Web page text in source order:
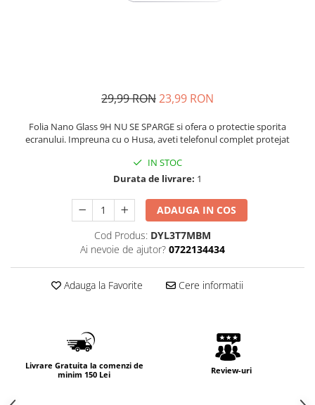
29,99 RON23,99 RON
Folia Nano Glass 9H NU SE SPARGE si ofera o protectie sporita
ecranului. Impreuna cu o Husa, aveti telefonul complet protejat
IN STOC
Durata de livrare: 1
ADAUGA IN COS
Cod Produs: DYL3T7MBM
Ai nevoie de ajutor? 0722134434
Adauga la Favorite Cere informatii
Livrare Gratuita la comenzi de
minim 150 Lei
Review-uri